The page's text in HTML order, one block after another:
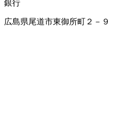
銀行
広島県尾道市東御所町２－９